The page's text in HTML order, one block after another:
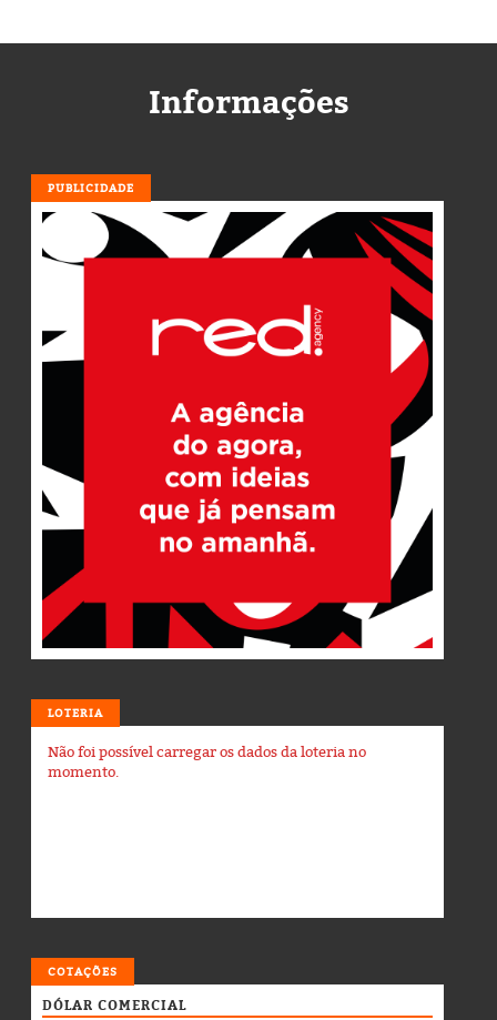
Informações
PUBLICIDADE
LOTERIA
Não foi possível carregar os dados da loteria no
momento.
COTAÇÕES
DÓLAR COMERCIAL